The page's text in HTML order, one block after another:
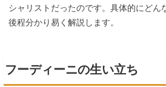
シャリストだったのです。具体的にどん
後程分かり易く解説します。
フーディーニの生い立ち